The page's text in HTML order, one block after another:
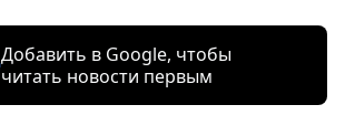
Добавить в Google, чтобы
читать новости первым